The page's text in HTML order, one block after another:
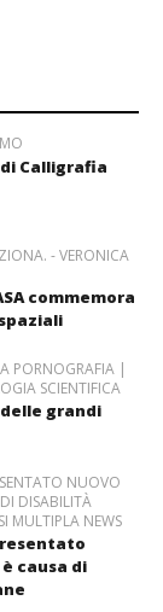
Calligrafia
- VERONICA
commemora
PORNOGRAFIA |
SCIENTIFICA
grandi
NUOVO
DISABILITÀ
MULTIPLA NEWS
causa di